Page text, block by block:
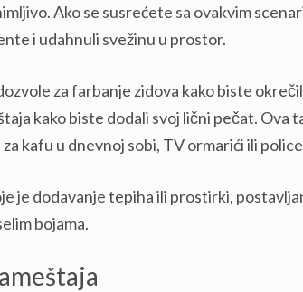
Ako se susrećete sa ovakvim
i udahnuli svežinu u prostor.
za farbanje zidova kako biste
kako biste dodali svoj lični pečat. Ova
kafu u dnevnoj sobi, TV ormarići ili
je dodavanje tepiha ili prostirki,
bojama.